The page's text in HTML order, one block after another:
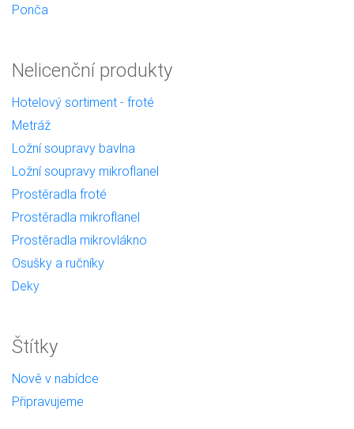
Ponča
Nelicenční produkty
Hotelový sortiment - froté
Metráž
Ložní soupravy bavlna
Ložní soupravy mikroflanel
Prostěradla froté
Prostěradla mikroflanel
Prostěradla mikrovlákno
Osušky a ručníky
Deky
Štítky
Nově v nabídce
Připravujeme